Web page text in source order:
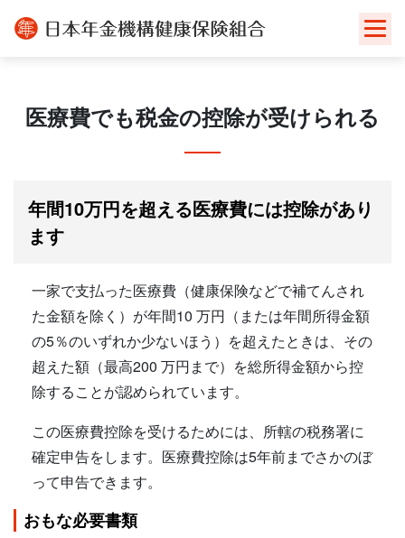
医療費でも税金の控除が受けられる
年間10万円を超える医療費には控除があり
ます
一家で支払った医療費（健康保険などで補てんされ
た金額を除く）が年間10 万円（または年間所得金額
の5％のいずれか少ないほう）を超えたときは、その
超えた額（最高200 万円まで）を総所得金額から控
除することが認められています。
この医療費控除を受けるためには、所轄の税務署に
確定申告をします。医療費控除は5年前までさかのぼ
って申告できます。
おもな必要書類